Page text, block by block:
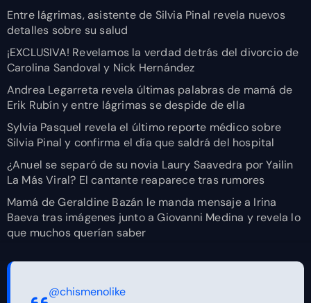
Entre lágrimas, asistente de Silvia Pinal revela nuevos
detalles sobre su salud
¡EXCLUSIVA! Revelamos la verdad detrás del divorcio de
Carolina Sandoval y Nick Hernández
Andrea Legarreta revela últimas palabras de mamá de
Erik Rubín y entre lágrimas se despide de ella
Sylvia Pasquel revela el último reporte médico sobre
Silvia Pinal y confirma el día que saldrá del hospital
¿Anuel se separó de su novia Laury Saavedra por Yailin
La Más Viral? El cantante reaparece tras rumores
Mamá de Geraldine Bazán le manda mensaje a Irina
Baeva tras imágenes junto a Giovanni Medina y revela lo
que muchos querían saber
@chismenolike